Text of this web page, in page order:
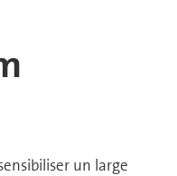
un large